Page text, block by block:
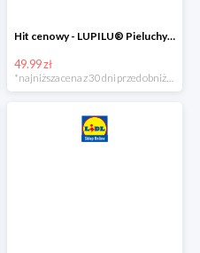
Hit cenowy - LUPILU® Pieluchy tetrowe 80x80 cm, z biobawełny, 5 sztuk
49.99 zł
*najniższa cena z 30 dni przed obniżką